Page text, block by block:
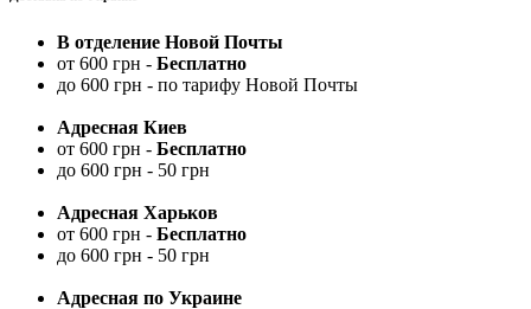
В отделение Новой Почты
от 600 грн - Бесплатно
до 600 грн - по тарифу Новой Почты
Адресная Киев
от 600 грн - Бесплатно
до 600 грн - 50 грн
Адресная Харьков
от 600 грн - Бесплатно
до 600 грн - 50 грн
Адресная по Украине